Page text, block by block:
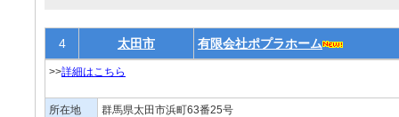
4 太田市 有限会社ポプラホーム
>>詳細はこちら
所在地
群馬県太田市浜町63番25号